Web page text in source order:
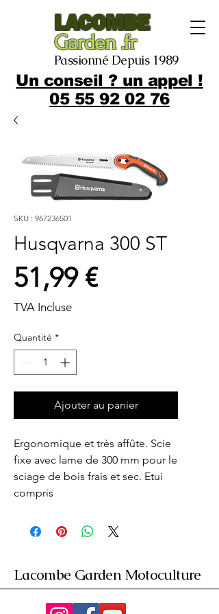
LACOMBE
Garden .fr
Passionné Depuis 1989
Un conseil ? un appel !
05 55 92 02 76
SKU : 967236501
Husqvarna 300 ST
51,99 €Prix
TVA Incluse
Quantité *
Ajouter au panier
Ergonomique et très affûte. Scie
fixe avec lame de 300 mm pour le
sciage de bois frais et sec. Etui
compris
Lacombe Garden Motoculture